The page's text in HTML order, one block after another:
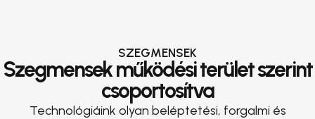
SZEGMENSEK
Szegmensek működési terület szerint
csoportosítva
Technológiáink olyan beléptetési, forgalmi és